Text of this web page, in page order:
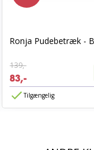
Ronja Pudebetræk -
139,-
83,-
Tilgængelig